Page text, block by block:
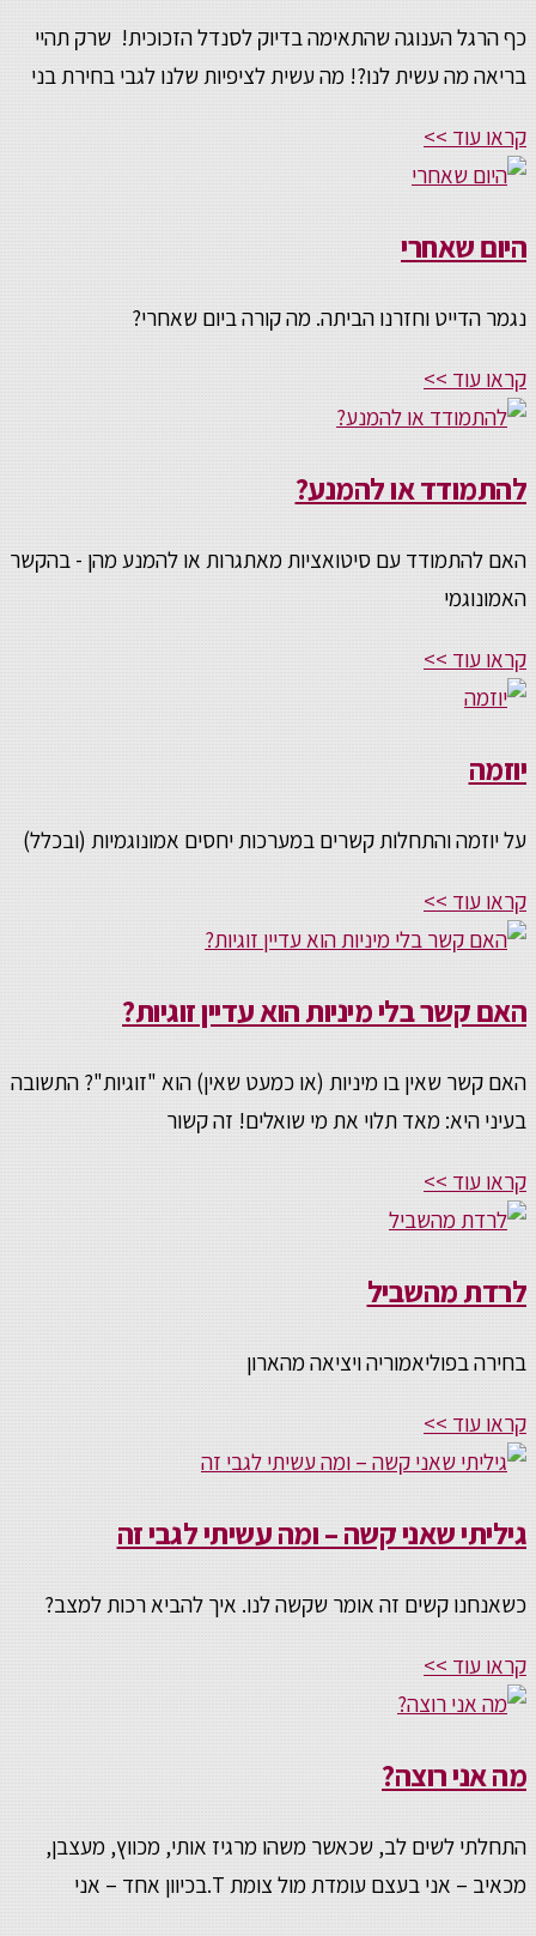
כף הרגל הענוגה שהתאימה בדיוק לסנדל הזכוכית! שרק תהיי
בריאה מה עשית לנו?! מה עשית לציפיות שלנו לגבי בחירת בני
קראו עוד >>
היום שאחרי
נגמר הדייט וחזרנו הביתה. מה קורה ביום שאחרי?
קראו עוד >>
להתמודד או להמנע?
האם להתמודד עם סיטואציות מאתגרות או להמנע מהן - בהקשר
האמונוגמי
קראו עוד >>
יוזמה
על יוזמה והתחלות קשרים במערכות יחסים אמונוגמיות (ובכלל)
קראו עוד >>
האם קשר בלי מיניות הוא עדיין זוגיות?
האם קשר שאין בו מיניות (או כמעט שאין) הוא "זוגיות"? התשובה
בעיני היא: מאד תלוי את מי שואלים! זה קשור
קראו עוד >>
לרדת מהשביל
בחירה בפוליאמוריה ויציאה מהארון
קראו עוד >>
גיליתי שאני קשה – ומה עשיתי לגבי זה
כשאנחנו קשים זה אומר שקשה לנו. איך להביא רכות למצב?
קראו עוד >>
מה אני רוצה?
התחלתי לשים לב, שכאשר משהו מרגיז אותי, מכווץ, מעצבן,
מכאיב – אני בעצם עומדת מול צומת T.בכיוון אחד – אני